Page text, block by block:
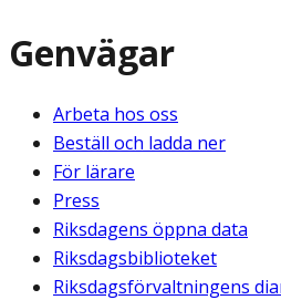
Genvägar
Arbeta hos oss
Beställ och ladda ner
För lärare
Press
Riksdagens öppna data
Riksdagsbiblioteket
Riksdagsförvaltningens